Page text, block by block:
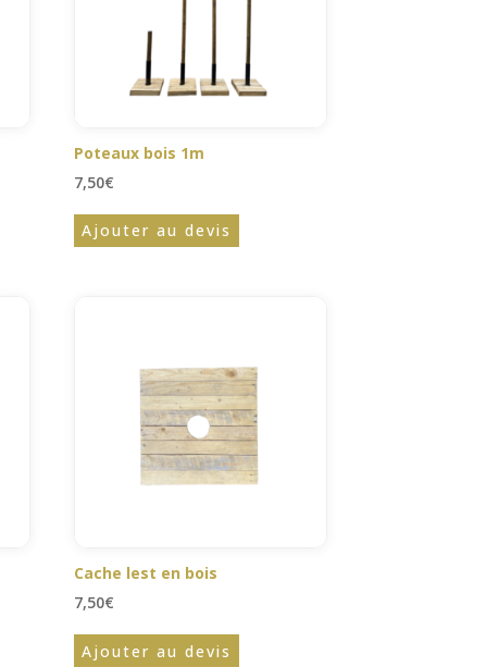
Poteaux bois 1m
7,50€
Ajouter au devis
Cache lest en bois
7,50€
Ajouter au devis